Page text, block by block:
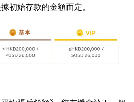
初始存款的金額而定。